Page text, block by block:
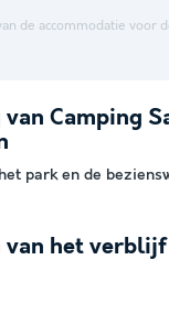
de accommodatie voor
Camping
park en de
van het verblijf